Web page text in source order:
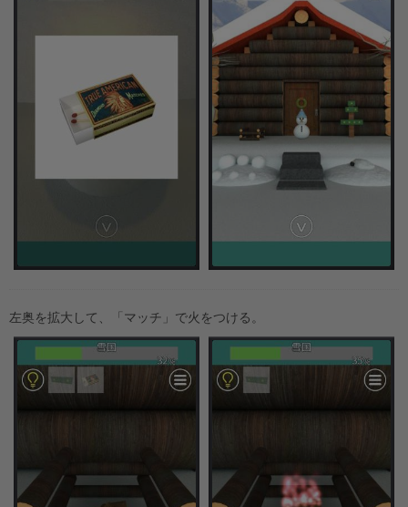
左奥を拡大して、「マッチ」で火をつける。